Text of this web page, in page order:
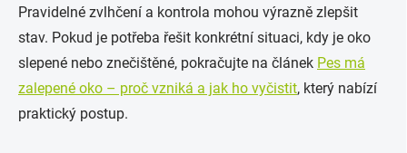
Pravidelné zvlhčení a kontrola mohou výrazně zlepšit
stav. Pokud je potřeba řešit konkrétní situaci, kdy je oko
slepené nebo znečištěné, pokračujte na článek Pes má
zalepené oko – proč vzniká a jak ho vyčistit, který nabízí
praktický postup.